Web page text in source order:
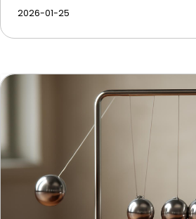
2026-01-25